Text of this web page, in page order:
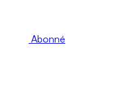
Abonné